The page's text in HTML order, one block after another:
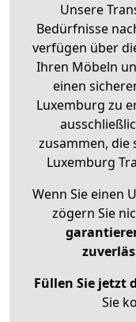
Unsere
Bedürfnisse
verfügen über
Ihren Möbeln
einen
Luxemburg zu
zusammen, die
Luxemburg
Wenn Sie einen
zögern Sie
Füllen Sie jetzt
Sie